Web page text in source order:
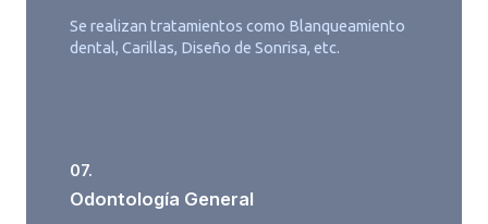
Se realizan tratamientos como Blanqueamiento
dental, Carillas, Diseño de Sonrisa, etc.
07.
Odontología General